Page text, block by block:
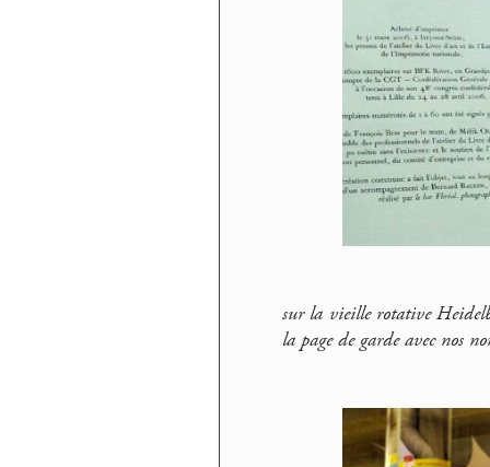
sur la vieille rotative
la page de garde avec nos